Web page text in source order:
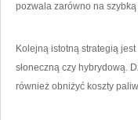
pozwala zarówno na
Kolejną istotną strategią
słoneczną czy ​hybrydową.
również obniżyć koszty